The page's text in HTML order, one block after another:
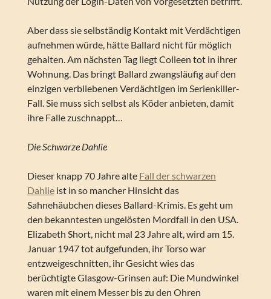
Aber dass sie selbständig Kontakt mit Verdächtigen
aufnehmen würde, hätte Ballard nicht für möglich
gehalten. Am nächsten Tag liegt Colleen tot in ihrer
Wohnung. Das bringt Ballard zwangsläufig auf den
einzigen verbliebenen Verdächtigen im Serienkiller-
Fall. Sie muss sich selbst als Köder anbieten, damit
ihre Falle zuschnappt…
Die Schwarze Dahlie
Dieser knapp 70 Jahre alte Fall der schwarzen
Dahlieist in so mancher Hinsicht das
Sahnehäubchen dieses Ballard-Krimis. Es geht um
den bekanntesten ungelösten Mordfall in den USA.
Elizabeth Short, nicht mal 23 Jahre alt, wird am 15.
Januar 1947 tot aufgefunden, ihr Torso war
entzweigeschnitten, ihr Gesicht wies das
berüchtigte Glasgow-Grinsen auf: Die Mundwinkel
waren mit einem Messer bis zu den Ohren